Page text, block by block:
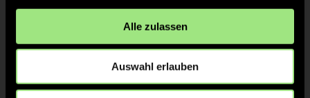
Alle zulassen
Auswahl erlauben
0:2 Helene v., 17’
4/4